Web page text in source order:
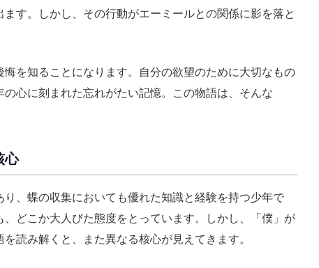
す。しかし、その行動がエーミールとの関係に影を落と
悔を知ることになります。自分の欲望のために大切なもの
心に刻まれた忘れがたい記憶。この物語は、そんな
心
、蝶の収集においても優れた知識と経験を持つ少年で
どこか大人びた態度をとっています。しかし、「僕」が
読み解くと、また異なる核心が見えてきます。